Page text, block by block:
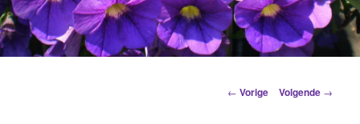
Berichtnavigatie
← Vorige Volgende →